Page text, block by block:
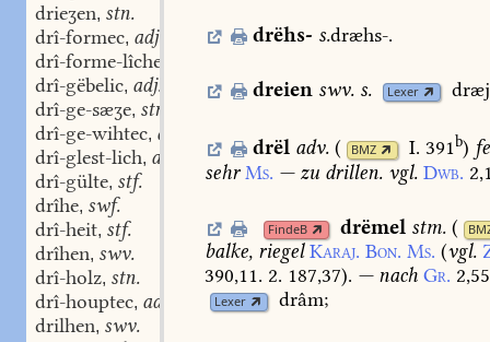
drieʒen, stn.
drî-formec, adj.
drî-forme-lîche
drî-gëbelic, adj.
drî-ge-sæʒe, stn.
drî-ge-wihtec, adj.
drî-glest-lich, adj.
drî-gülte, stf.
drîhe, swf.
drî-heit, stf.
drîhen, swv.
drî-holz, stn.
drî-houptec, adj.
drilhen, swv.
drëhs- s.dræhs-.
dreien swv. s. Lexer
drël adv. ( BMZ I. 391b)
sehr Ms. — zu drillen. vgl. Dwb.
FindeB drëmel stm. (
balke, riegel Karaj. Bon. Ms. (vgl.
390,11. 2. 187,37). — nach Gr. 2,55
Lexer drâm;